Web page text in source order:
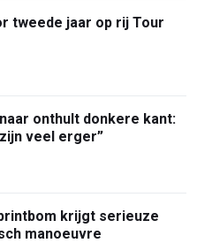
tweede jaar op rij Tour
onthult donkere kant:
veel erger”
krijgt serieuze
manoeuvre